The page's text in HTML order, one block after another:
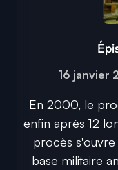
16 janvier
En 2000, le
enfin après 12
procès s'ouvre
base militaire